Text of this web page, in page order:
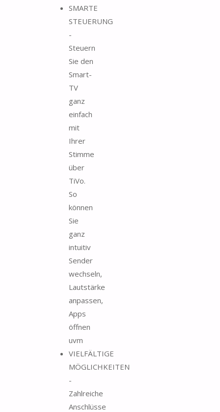
SMARTE
STEUERUNG
-
Steuern
Sie den
Smart-
TV
ganz
einfach
mit
Ihrer
Stimme
über
TiVo.
So
können
Sie
ganz
intuitiv
Sender
wechseln,
Lautstärke
anpassen,
Apps
öffnen
uvm
VIELFÄLTIGE
MÖGLICHKEITEN
-
Zahlreiche
Anschlüsse